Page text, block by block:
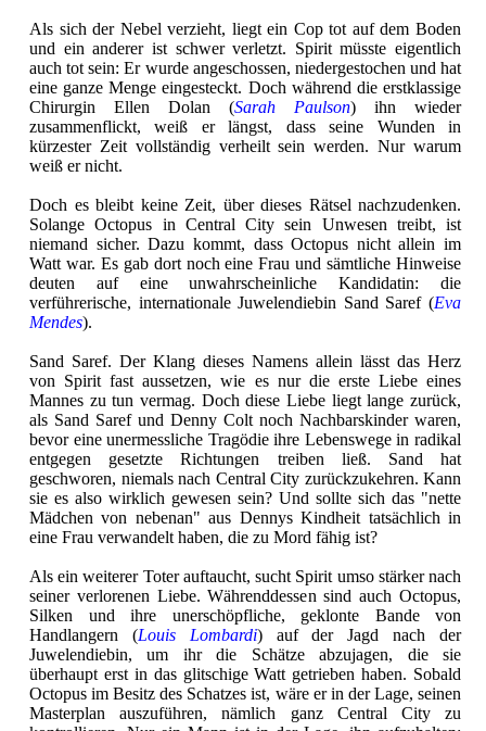
Als sich der Nebel verzieht, liegt ein Cop tot auf dem Boden
und ein anderer ist schwer verletzt. Spirit müsste eigentlich
auch tot sein: Er wurde angeschossen, niedergestochen und hat
eine ganze Menge eingesteckt. Doch während die erstklassige
Chirurgin Ellen Dolan (Sarah Paulson) ihn wieder
zusammenflickt, weiß er längst, dass seine Wunden in
kürzester Zeit vollständig verheilt sein werden. Nur warum
weiß er nicht.
Doch es bleibt keine Zeit, über dieses Rätsel nachzudenken.
Solange Octopus in Central City sein Unwesen treibt, ist
niemand sicher. Dazu kommt, dass Octopus nicht allein im
Watt war. Es gab dort noch eine Frau und sämtliche Hinweise
deuten auf eine unwahrscheinliche Kandidatin: die
verführerische, internationale Juwelendiebin Sand Saref (Eva
Mendes).
Sand Saref. Der Klang dieses Namens allein lässt das Herz
von Spirit fast aussetzen, wie es nur die erste Liebe eines
Mannes zu tun vermag. Doch diese Liebe liegt lange zurück,
als Sand Saref und Denny Colt noch Nachbarskinder waren,
bevor eine unermessliche Tragödie ihre Lebenswege in radikal
entgegen gesetzte Richtungen treiben ließ. Sand hat
geschworen, niemals nach Central City zurückzukehren. Kann
sie es also wirklich gewesen sein? Und sollte sich das "nette
Mädchen von nebenan" aus Dennys Kindheit tatsächlich in
eine Frau verwandelt haben, die zu Mord fähig ist?
Als ein weiterer Toter auftaucht, sucht Spirit umso stärker nach
seiner verlorenen Liebe. Währenddessen sind auch Octopus,
Silken und ihre unerschöpfliche, geklonte Bande von
Handlangern (Louis Lombardi) auf der Jagd nach der
Juwelendiebin, um ihr die Schätze abzujagen, die sie
überhaupt erst in das glitschige Watt getrieben haben. Sobald
Octopus im Besitz des Schatzes ist, wäre er in der Lage, seinen
Masterplan auszuführen, nämlich ganz Central City zu